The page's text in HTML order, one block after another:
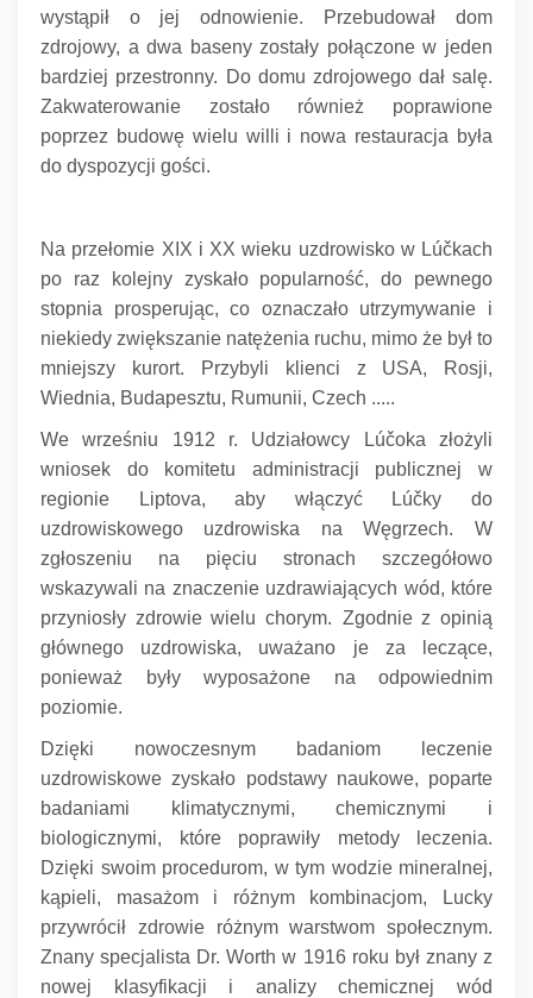
wystąpił o jej odnowienie.
Przebudował dom
zdrojowy, a dwa baseny zostały połączone w jeden
bardziej przestronny. Do domu zdrojowego dał salę.
Zakwaterowanie zostało również poprawione
poprzez budowę wielu willi i nowa restauracja była
do dyspozycji gości.
Na przełomie XIX i XX wieku uzdrowisko w Lúčkach
po raz kolejny zyskało popularność, do pewnego
stopnia prosperując, co oznaczało utrzymywanie i
niekiedy zwiększanie natężenia ruchu, mimo że był to
mniejszy kurort.
Przybyli klienci z USA, Rosji,
Wiednia, Budapesztu, Rumunii, Czech .....
We wrześniu 1912 r. Udziałowcy Lúčoka złożyli
wniosek do komitetu administracji publicznej w
regionie Liptova, aby włączyć Lúčky do
uzdrowiskowego uzdrowiska na Węgrzech.
W
zgłoszeniu na pięciu stronach szczegółowo
wskazywali na znaczenie uzdrawiających wód, które
przyniosły zdrowie wielu chorym. Zgodnie z opinią
głównego uzdrowiska, uważano je za leczące,
ponieważ były wyposażone na odpowiednim
poziomie.
Dzięki nowoczesnym badaniom leczenie
uzdrowiskowe zyskało podstawy naukowe, poparte
badaniami klimatycznymi, chemicznymi i
biologicznymi, które poprawiły metody leczenia.
Dzięki swoim procedurom, w tym wodzie mineralnej,
kąpieli, masażom i różnym kombinacjom, Lucky
przywrócił zdrowie różnym warstwom społecznym.
Znany specjalista Dr. Worth w 1916 roku był znany z
nowej klasyfikacji i analizy chemicznej wód